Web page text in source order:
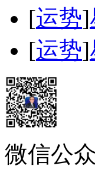
[运势]
[运势]
微信公